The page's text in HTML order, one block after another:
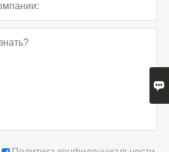
